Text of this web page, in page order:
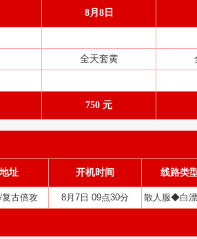
8月8日
全天套黄
750 元
址 开机时间 线路类
古倍攻 8月7日 09点30分 散人服◆白